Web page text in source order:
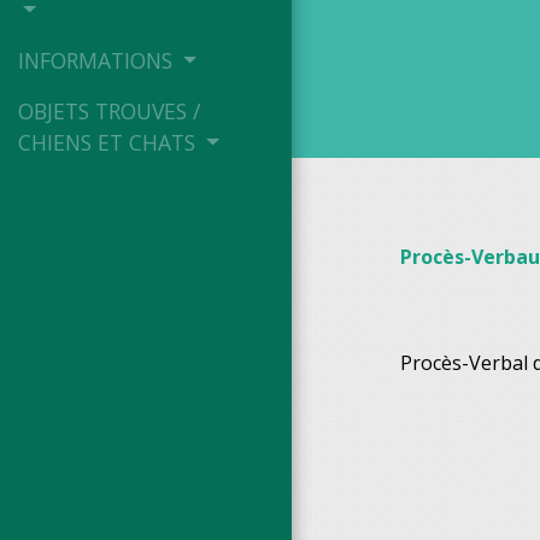
INFORMATIONS
OBJETS TROUVES /
CHIENS ET CHATS
Procès-
Procès-Verbal